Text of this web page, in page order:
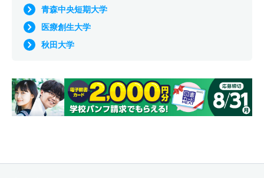
青森中央短期大学
医療創生大学
秋田大学